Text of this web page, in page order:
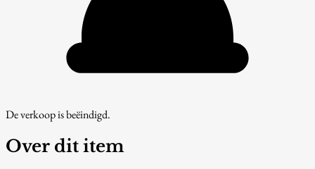
De verkoop is beëindigd.
Over dit item